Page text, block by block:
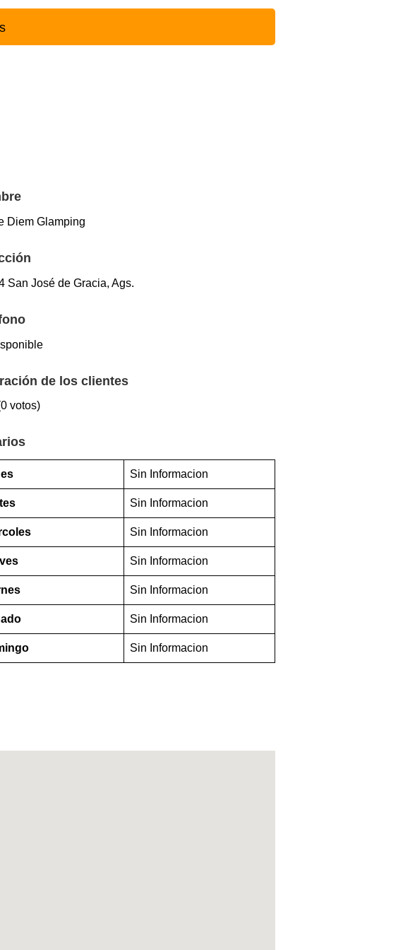
Diem Glamping
San José de Gracia, Ags.
de los clientes
votos)
Sin Informacion
Sin Informacion
Sin Informacion
Sin Informacion
Sin Informacion
Sin Informacion
Sin Informacion